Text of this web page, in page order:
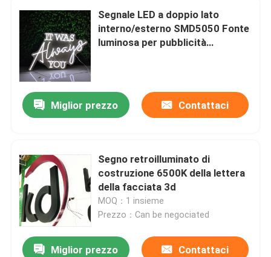
Segnale LED a doppio lato
interno/esterno SMD5050 Fonte
luminosa per pubblicità
Miglior prezzo Contattaci
Segno retroilluminato di
costruzione 6500K della lettera
della facciata 3d
MOQ：1 insieme
Prezzo：Can be negociated
Miglior prezzo Contattaci